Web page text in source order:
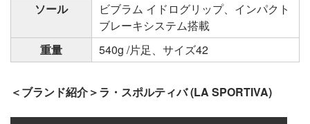
ソール
ビブラム イドログリップ、インパクト
ブレーキシステム搭載
重量
540g /片足、サイズ42
＜ブランド紹介＞ラ・スポルティバ (LA SPORTIVA)